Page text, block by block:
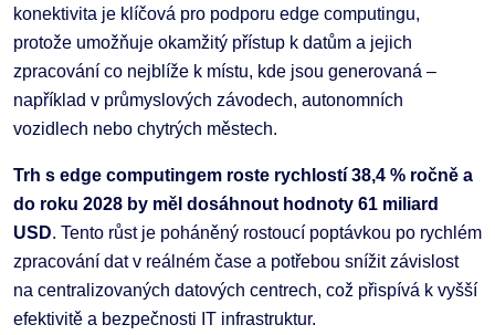
konektivita je klíčová pro podporu edge computingu,
protože umožňuje okamžitý přístup k datům a jejich
zpracování co nejblíže k místu, kde jsou generovaná –
například v průmyslových závodech, autonomních
vozidlech nebo chytrých městech.
Trh s edge computingem roste rychlostí 38,4 % ročně a
do roku 2028 by měl dosáhnout hodnoty 61 miliard
USD. Tento růst je poháněný rostoucí poptávkou po rychlém
zpracování dat v reálném čase a potřebou snížit závislost
na centralizovaných datových centrech, což přispívá k vyšší
efektivitě a bezpečnosti IT infrastruktur.